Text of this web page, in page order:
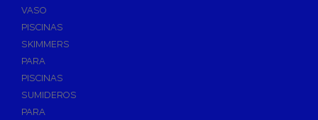
VASO
PISCINAS
SKIMMERS
PARA
PISCINAS
SUMIDEROS
PARA